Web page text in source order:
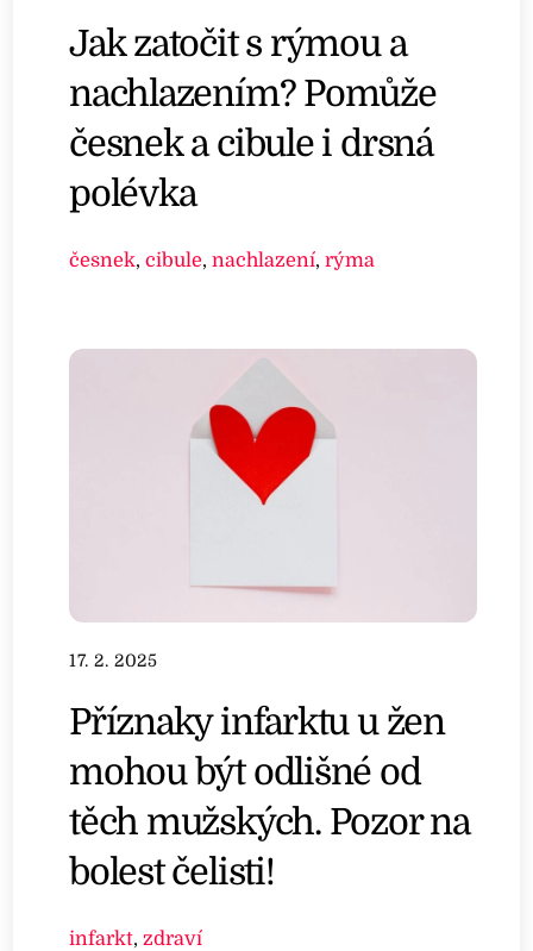
Jak zatočit s rýmou a
nachlazením? Pomůže
česnek a cibule i drsná
polévka
česnek,cibule,nachlazení,rýma
17. 2. 2025
Příznaky infarktu u žen
mohou být odlišné od
těch mužských. Pozor na
bolest čelisti!
infarkt,zdraví